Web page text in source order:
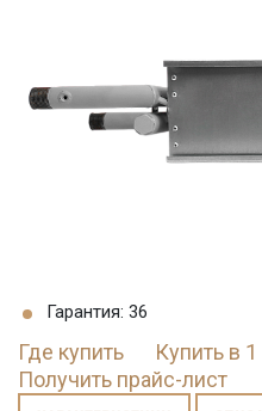
Гарантия: 36
Где купить
Купить в
Получить прайс-лист